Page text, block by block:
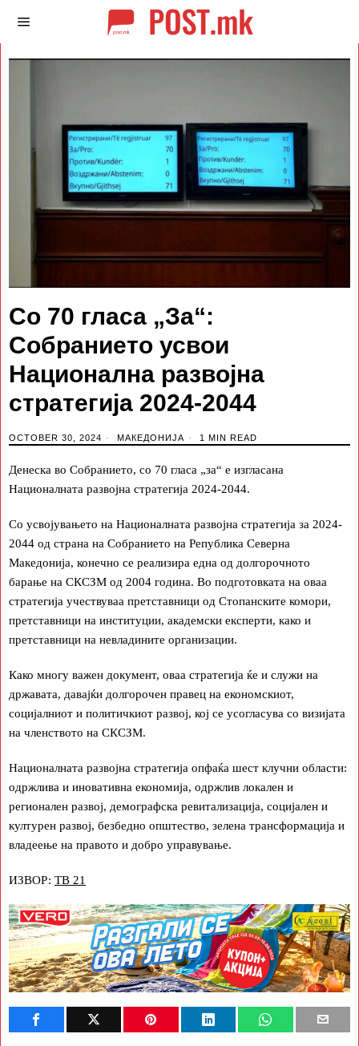
Со 70 гласа „За“:
Собранието усвои
Национална развојна
стратегија 2024-2044
OCTOBER 30, 2024 МАКЕДОНИЈА 1 MIN READ
Денеска во Собранието, со 70 гласа „за“ е изгласана
Националната развојна стратегија 2024-2044.
Со усвојувањето на Националната развојна стратегија за 2024-
2044 од страна на Собранието на Република Северна
Македонија, конечно се реализира една од долгорочното
барање на СКСЗМ од 2004 година. Во подготовката на оваа
стратегија учествуваа претставници од Стопанските комори,
претставници на институции, академски експерти, како и
претставници на невладините организации.
Како многу важен документ, оваа стратегија ќе и служи на
државата, давајќи долгорочен правец на економскиот,
социјалниот и политичкиот развој, кој се усогласува со визијата
на членството на СКСЗМ.
Националната развојна стратегија опфаќа шест клучни области:
одржлива и иновативна економија, одржлив локален и
регионален развој, демографска ревитализација, социјален и
културен развој, безбедно општество, зелена трансформација и
владеење на правото и добро управување.
ИЗВОР: ТВ 21